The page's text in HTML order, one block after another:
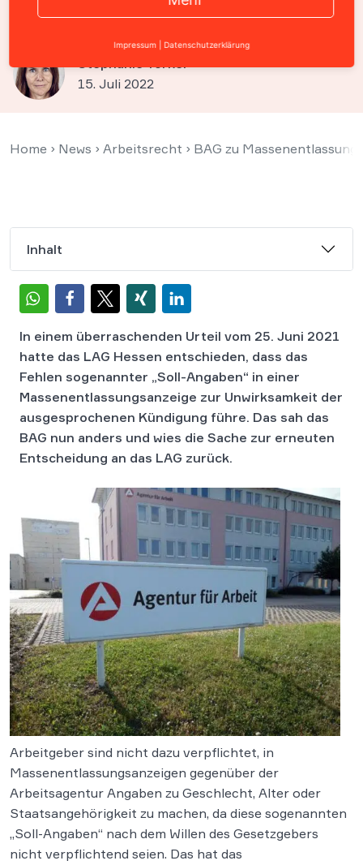
Geschlecht kein Muss
Stephanie Törkel
15. Juli 2022
Home › News › Arbeitsrecht › BAG zu
Inhalt
In einem überraschenden Urteil vom 25. Juni 2021
hatte das LAG Hessen entschieden, dass das
Fehlen sogenannter „Soll-Angaben“ in einer
Massenentlassungsanzeige zur Unwirksamkeit der
ausgesprochenen Kündigung führe. Das sah das
BAG nun anders und wies die Sache zur erneuten
Entscheidung an das LAG zurück.
Arbeitgeber sind nicht dazu verpflichtet, in
Massenentlassungsanzeigen gegenüber der
Arbeitsagentur Angaben zu Geschlecht, Alter oder
Staatsangehörigkeit zu machen, da diese sogenannten
„Soll-Angaben“ nach dem Willen des Gesetzgebers
nicht verpflichtend seien. Das hat das
Impressum Datenschutzerklärung